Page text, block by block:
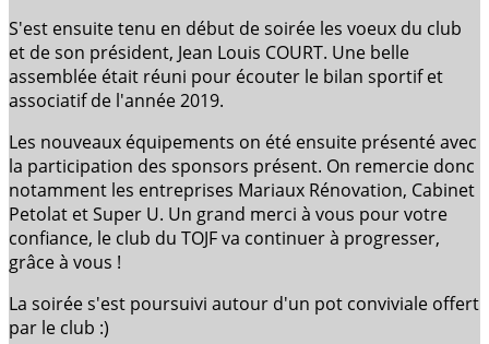
S'est ensuite tenu en début de soirée les voeux du club
et de son président, Jean Louis COURT. Une belle
assemblée était réuni pour écouter le bilan sportif et
associatif de l'année 2019.
Les nouveaux équipements on été ensuite présenté avec
la participation des sponsors présent. On remercie donc
notamment les entreprises Mariaux Rénovation, Cabinet
Petolat et Super U. Un grand merci à vous pour votre
confiance, le club du TOJF va continuer à progresser,
grâce à vous !
La soirée s'est poursuivi autour d'un pot conviviale offert
par le club :)